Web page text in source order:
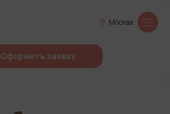
Москва
Оформить заявку